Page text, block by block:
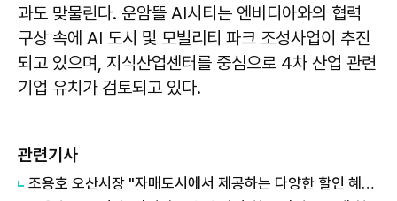
과도 맞물린다. 운암뜰 AI시티는 엔비디아와의 협력
구상 속에 AI 도시 및 모빌리티 파크 조성사업이 추진
되고 있으며, 지식산업센터를 중심으로 4차 산업 관련
기업 유치가 검토되고 있다.
관련기사
조용호 오산시장 "자매도시에서 제공하는 다양한 할인 혜택 함께 챙겨보시길 바란다"